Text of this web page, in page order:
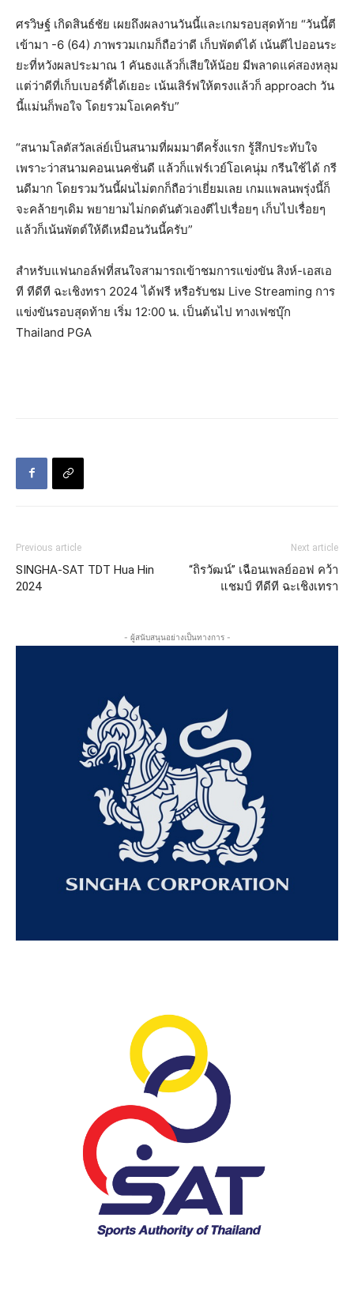
ศรวิษฐ์ เกิดสินธ์ชัย เผยถึงผลงานวันนี้และเกมรอบสุดท้าย “วันนี้ตี
เข้ามา -6 (64) ภาพรวมเกมก็ถือว่าดี เก็บพัตต์ได้ เน้นตีไปออนระ
ยะที่หวังผลประมาณ 1 คันธงแล้วก็เสียให้น้อย มีพลาดแค่สองหลุม
แต่ว่าดีที่เก็บเบอร์ดี้ได้เยอะ เน้นเสิร์ฟให้ตรงแล้วก็ approach วัน
นี้แม่นก็พอใจ โดยรวมโอเคครับ”
“สนามโลตัสวัลเล่ย์เป็นสนามที่ผมมาตีครั้งแรก รู้สึกประทับใจ
เพราะว่าสนามคอนเนคชั่นดี แล้วก็แฟร์เวย์โอเคนุ่ม กรีนใช้ได้ กรี
นดีมาก โดยรวมวันนี้ฝนไม่ตกก็ถือว่าเยี่ยมเลย เกมแพลนพรุ่งนี้ก็
จะคล้ายๆเดิม พยายามไม่กดดันตัวเองตีไปเรื่อยๆ เก็บไปเรื่อยๆ
แล้วก็เน้นพัตต์ให้ดีเหมือนวันนี้ครับ”
สำหรับแฟนกอล์ฟที่สนใจสามารถเข้าชมการแข่งขัน สิงห์-เอสเอ
ที ทีดีที ฉะเชิงทรา 2024 ได้ฟรี หรือรับชม Live Streaming การ
แข่งขันรอบสุดท้าย เริ่ม 12:00 น. เป็นต้นไป ทางเฟซบุ๊ก
Thailand PGA
Previous article
SINGHA-SAT TDT Hua Hin
2024
Next article
“ถิรวัฒน์” เฉือนเพลย์ออฟ คว้า
แชมป์ ทีดีที ฉะเชิงเทรา
- ผู้สนับสนุนอย่างเป็นทางการ -